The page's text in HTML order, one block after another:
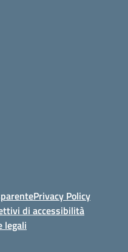
Privacy Policy
di accessibilità
legali